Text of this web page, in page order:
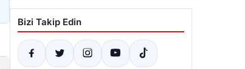
Bizi Takip Edin